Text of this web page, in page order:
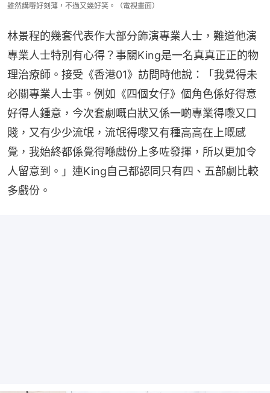
雖然講嘢好刻薄，不過又幾好笑。（電視畫面）
林景程的幾套代表作大部分飾演專業人士，難道他演
專業人士特別有心得？事關King是一名真真正正的物
理治療師。接受《香港01》訪問時他說：「我覺得未
必關專業人士事。例如《四個女仔》個角色係好得意
好得人鍾意，今次套劇嘅白狀又係一啲專業得嚟又口
賤，又有少少流氓，流氓得嚟又有種高高在上嘅感
覺，我始終都係覺得喺戲份上多咗發揮，所以更加令
人留意到。」連King自己都認同只有四、五部劇比較
多戲份。